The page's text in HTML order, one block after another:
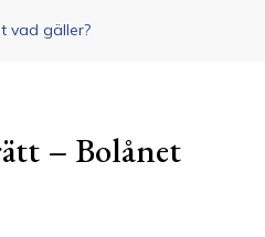
vad gäller?
– Bolånet